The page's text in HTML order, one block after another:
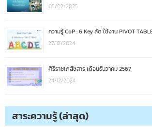
05/02/2025
ความรู้ CoP : 6 Key ลัด ใช้งาน PIVOT
27/12/2024
ศิริราชเภสัชสาร เดือนธันวาคม 2567
24/12/2024
สาระความรู้ (ล่าสุด)